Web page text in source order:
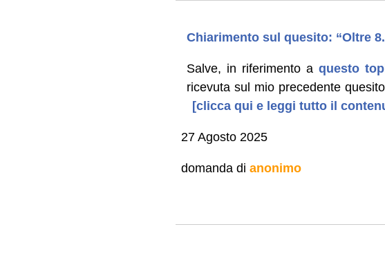
Chiarimento sul quesito: “Oltre
Salve, in riferimento aquesto
ricevuta sul mio precedente
[clicca qui e leggi tutto il
27 Agosto 2025
domanda di anonimo